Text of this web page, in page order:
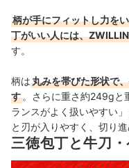
柄が手にフィットし力を
丁がいい人には、
す。
柄は丸みを帯びた形状で
す 。さらに重さ約249gと
ランスがよく扱いやすい
と刃が入りやすく、切り
三徳包丁と牛刀